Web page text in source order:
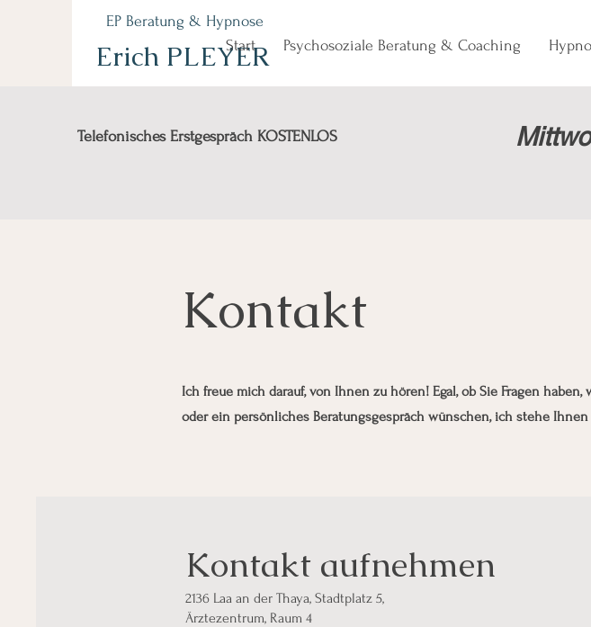
EP Beratung & Hypnose
Erich PLEYER
Start Psychosoziale Beratung & Coaching
Telefonisches Erstgespräch KOSTENLOS
Kontakt
Ich freue mich darauf, von Ihnen zu hören! Egal, ob Sie Fragen
oder ein persönliches Beratungsgespräch wünschen, ich stehe Ihnen
Kontakt aufnehmen
2136 Laa an der Thaya, Stadtplatz 5,
Ärztezentrum, Raum 4